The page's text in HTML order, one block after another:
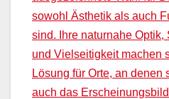
sowohl Ästhetik als auch
sind. Ihre naturnahe
und Vielseitigkeit machen
Lösung für Orte, an
auch das